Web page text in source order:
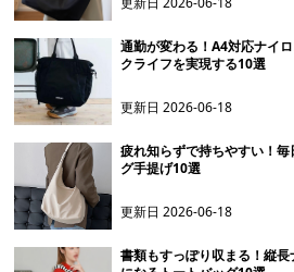
通勤が変わる！A4対応ナイ
クライフを実現する10選
更新日2026-06-18
疲れ知らずで持ちやすい！
グ手提げ10選
更新日2026-06-18
書類もすっぽり収まる！縦